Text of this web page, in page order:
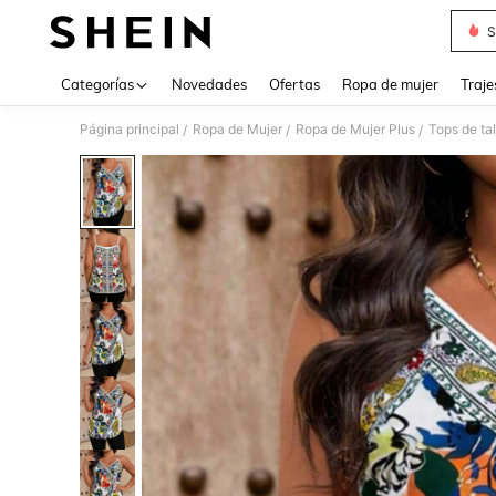
Categorías Novedades Ofertas Ropa de mujer
Página principal / Ropa de Mujer / Ropa de Mujer Plus / Tops de